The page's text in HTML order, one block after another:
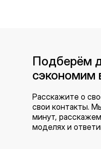
Расскажите о
свои контакты.
минут,
моделях и
Подберём
сэкономим